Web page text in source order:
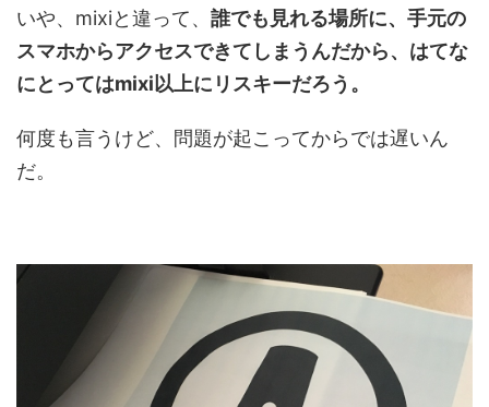
いや、mixiと違って、 誰でも見れる場所に、手元の
スマホからアクセスできてしまうんだから、はてな
にとってはmixi以上にリスキーだろう。
何度も言うけど、問題が起こってからでは遅いん
だ。